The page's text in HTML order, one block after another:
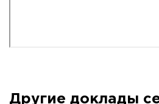
Другие доклады